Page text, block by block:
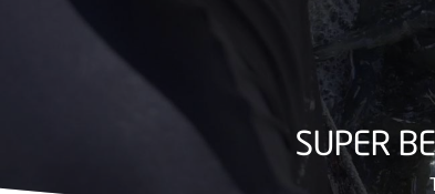
SUPER